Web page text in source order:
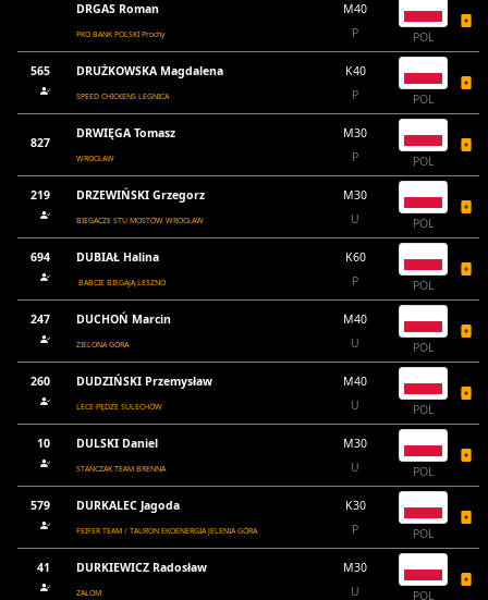
DRGAS Roman
PKO BANK POLSKI Prochy
M40
P
POL
565 DRUŻKOWSKA Magdalena
SPEED CHICKENS LEGNICA
K40
P
POL
827
DRWIĘGA Tomasz
WROCŁAW
M30
P
POL
219 DRZEWIŃSKI Grzegorz
BIEGACZE STU MOSTÓW WROCŁAW
M30
U
POL
694 DUBIAŁ Halina
BABCIE BIEGAJĄ LESZNO
K60
P
POL
247 DUCHOŃ Marcin
ZIELONA GÓRA
M40
U
POL
260 DUDZIŃSKI Przemysław
LECE PĘDZE SULECHÓW
M40
U
POL
10 DULSKI Daniel
STAŃCZAK TEAM BRENNA
M30
U
POL
579 DURKALEC Jagoda
FEIFER TEAM / TAURON EKOENERGIA JELENIA GÓRA
K30
P
POL
41 DURKIEWICZ Radosław
ZAŁOM
M30
U
POL